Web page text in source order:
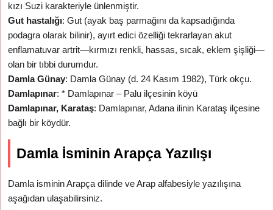
kızı Suzi karakteriyle ünlenmiştir.
Gut hastalığı: Gut (ayak baş parmağını da kapsadığında
podagra olarak bilinir), ayırt edici özelliği tekrarlayan akut
enflamatuvar artrit—kırmızı renkli, hassas, sıcak, eklem şişliği—
olan bir tıbbi durumdur.
Damla Günay: Damla Günay (d. 24 Kasım 1982), Türk okçu.
Damlapınar: * Damlapınar – Palu ilçesinin köyü
Damlapınar, Karataş: Damlapınar, Adana ilinin Karataş ilçesine
bağlı bir köydür.
Damla İsminin Arapça Yazılışı
Damla isminin Arapça dilinde ve Arap alfabesiyle yazılışına
aşağıdan ulaşabilirsiniz.